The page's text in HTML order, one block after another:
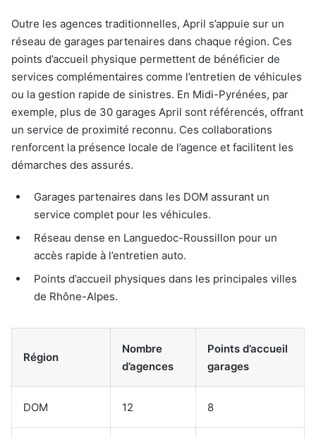
Outre les agences traditionnelles, April s’appuie sur un
réseau de garages partenaires dans chaque région. Ces
points d’accueil physique permettent de bénéficier de
services complémentaires comme l’entretien de véhicules
ou la gestion rapide de sinistres. En Midi-Pyrénées, par
exemple, plus de 30 garages April sont référencés, offrant
un service de proximité reconnu. Ces collaborations
renforcent la présence locale de l’agence et facilitent les
démarches des assurés.
Garages partenaires dans les DOM assurant un
service complet pour les véhicules.
Réseau dense en Languedoc-Roussillon pour un
accès rapide à l’entretien auto.
Points d’accueil physiques dans les principales villes
de Rhône-Alpes.
Région
Nombre
d’agences
Points d’accueil
garages
DOM 12 8